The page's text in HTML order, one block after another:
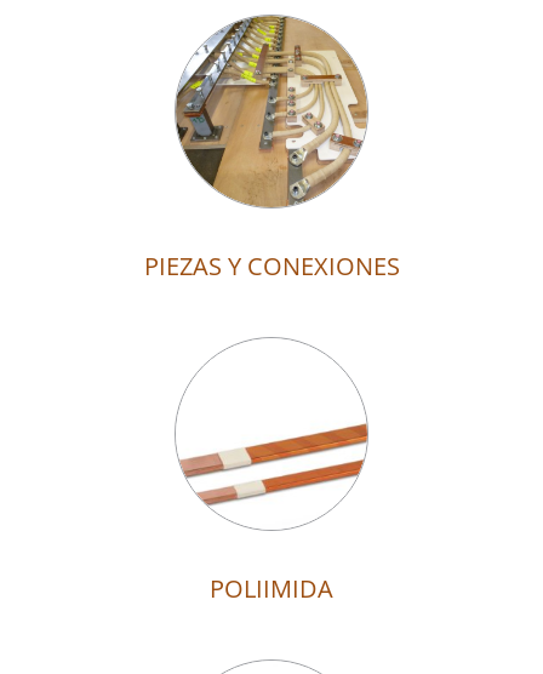
PIEZAS Y CONEXIONES
POLIIMIDA